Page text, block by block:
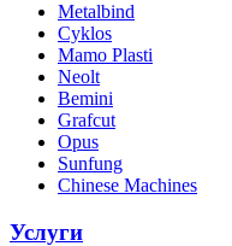
Metalbind
Cyklos
Mamo Plasti
Neolt
Bemini
Grafcut
Opus
Sunfung
Chinese Machines
Услуги